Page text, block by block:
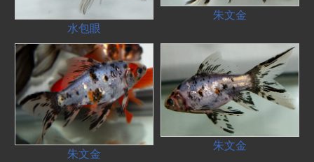
水包眼
朱文金
朱文金
朱文金